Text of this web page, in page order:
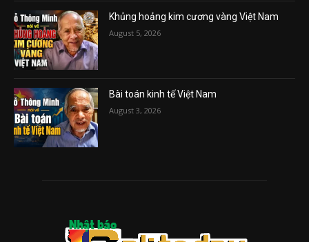
Khủng hoảng kim cương vàng Việt Nam
August 5, 2026
Bài toán kinh tế Việt Nam
August 3, 2026